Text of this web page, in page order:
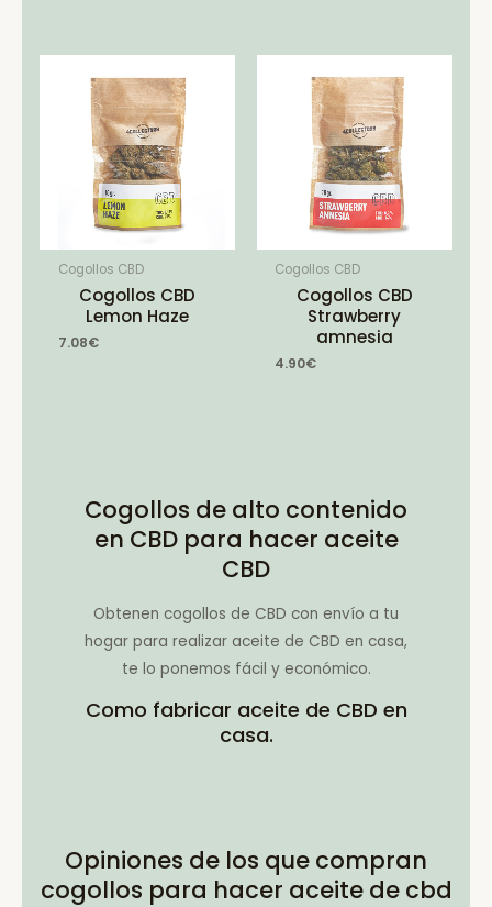
Cogollos CBD
Cogollos CBD
Lemon Haze
7.08€
Cogollos CBD
Cogollos CBD
Strawberry
amnesia
4.90€
Cogollos de alto contenido
en CBD para hacer aceite
CBD
Obtenen cogollos de CBD con envío a tu
hogar para realizar aceite de CBD en casa,
te lo ponemos fácil y económico.
Como fabricar aceite de CBD en
casa.
Opiniones de los que compran
cogollos para hacer aceite de cbd